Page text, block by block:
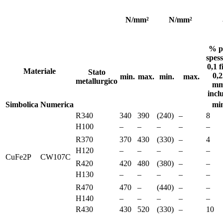
N/mm² N/mm²
Materiale
Stato
metallurgico
min. max. min. max.
%
0,1
Simbolica Numerica
CuFe2P CW107C
R340 340 390 (240) –
8
H100
– – – –
–
R370
370 430 (330) –
4
H120
– – – –
–
R420
420 480 (380) –
–
H130
– – – –
–
R470
470 – (440) –
–
H140
– – – – –
R430 430 520 (330) –
10